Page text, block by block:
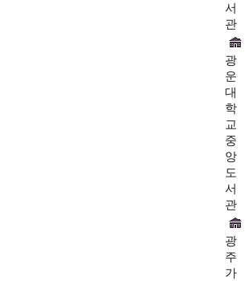
서
관
광
운
대
학
교
중
앙
도
서
관
광
주
가